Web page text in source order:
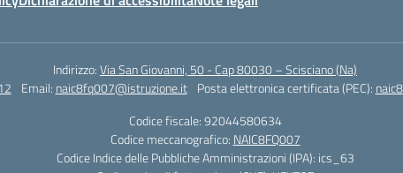
Indirizzo:Via San Giovanni, 50 - Cap 80030 – Scisciano (Na)
Email: naic8fq007@istruzione.it Posta elettronica certificata (PEC):
Codice fiscale: 92044580634
Codice meccanografico: NAIC8FQ007
Codice Indice delle Pubbliche Amministrazioni (IPA): ics_63